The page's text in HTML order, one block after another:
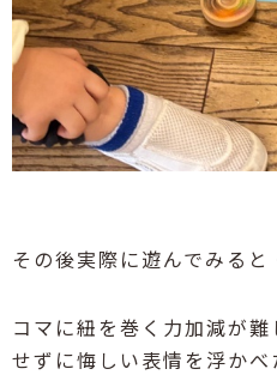
その後実際に遊んでみると
コマに紐を巻く力加減が
せずに悔しい表情を浮かべ